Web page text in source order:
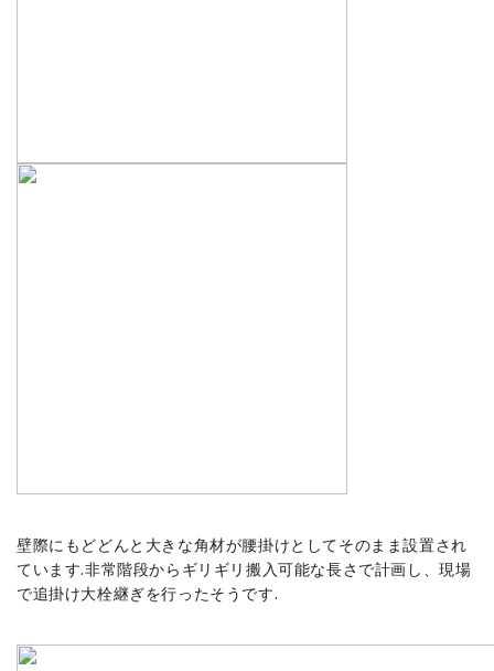
壁際にもどどんと大きな角材が腰掛けとしてそのまま設置され
ています.非常階段からギリギリ搬入可能な長さで計画し、現場
で追掛け大栓継ぎを行ったそうです.